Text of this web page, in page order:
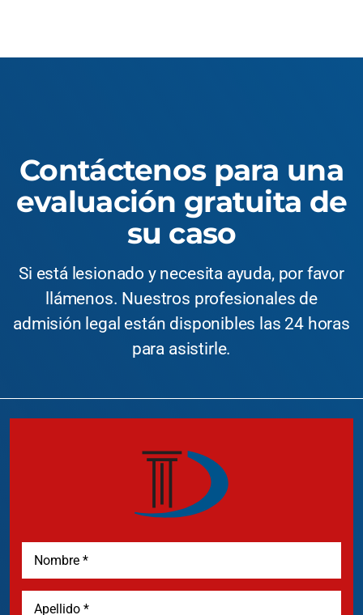
Contáctenos para una
evaluación gratuita de
su caso
Si está lesionado y necesita ayuda, por favor
llámenos. Nuestros profesionales de
admisión legal están disponibles las 24 horas
para asistirle.